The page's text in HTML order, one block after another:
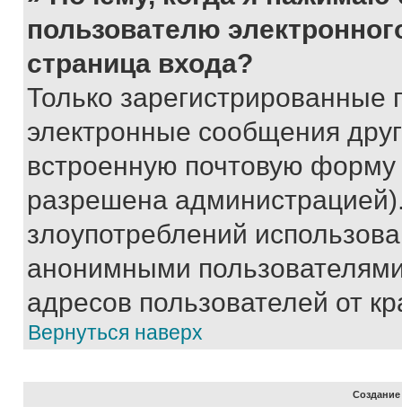
пользователю
страница входа?
Только зарегистрированные
электронные сообщения
встроенную почтовую
разрешена
злоупотреблений
анонимными
адресов пользователей от
Вернуться наверх